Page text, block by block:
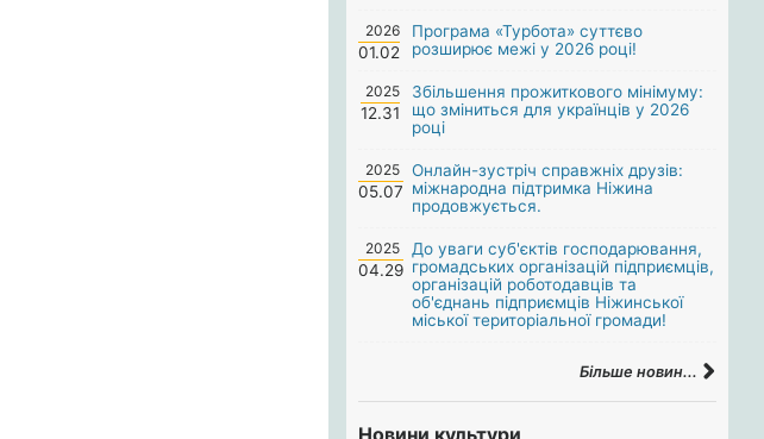
2026
01.02
Програма «Турбота» суттєво
розширює межі у 2026 році!
2025
12.31
Збільшення прожиткового мінімуму:
що зміниться для українців у 2026
році
2025
05.07
Онлайн-зустріч справжніх друзів:
міжнародна підтримка Ніжина
продовжується.
2025
04.29
До уваги суб'єктів господарювання,
громадських організацій підприємців,
організацій роботодавців та
об'єднань підприємців Ніжинської
міської територіальної громади!
Більше новин...